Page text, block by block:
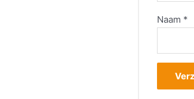
Naam *